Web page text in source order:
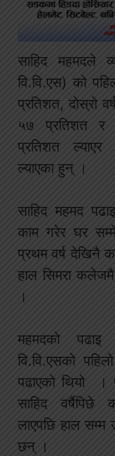
साहिद महमदले
वि.वि.एस)को
प्रतिशत,दोस्रो
५७
प्रतिशत र
प्रतिशत
ल्याएर
ल्याएका हुन् ।
साहिद महमद
काम गरेर घर
प्रथम वर्ष देखिनै
हाल सिमरा कलेजमै
।
महमदको पढाइ
वि.वि.एसको पहिलो
पढाएको थियो ।
साहिद
वर्षैपिछे
लाएपछि हाल सम्म
छन् ।